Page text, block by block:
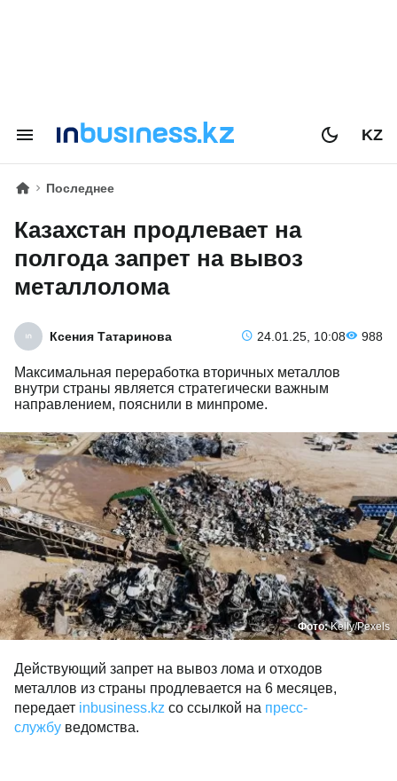
KZ
Последнее
Казахстан продлевает на
полгода запрет на вывоз
металлолома
Ксения Татаринова 24.01.25, 10:08 988
Максимальная переработка вторичных металлов
внутри страны является стратегически важным
направлением, пояснили в минпроме.
Фото:Kelly/Pexels
Действующий запрет на вывоз лома и отходов
металлов из страны продлевается на 6 месяцев,
передает inbusiness.kz со ссылкой на пресс-
службу ведомства.